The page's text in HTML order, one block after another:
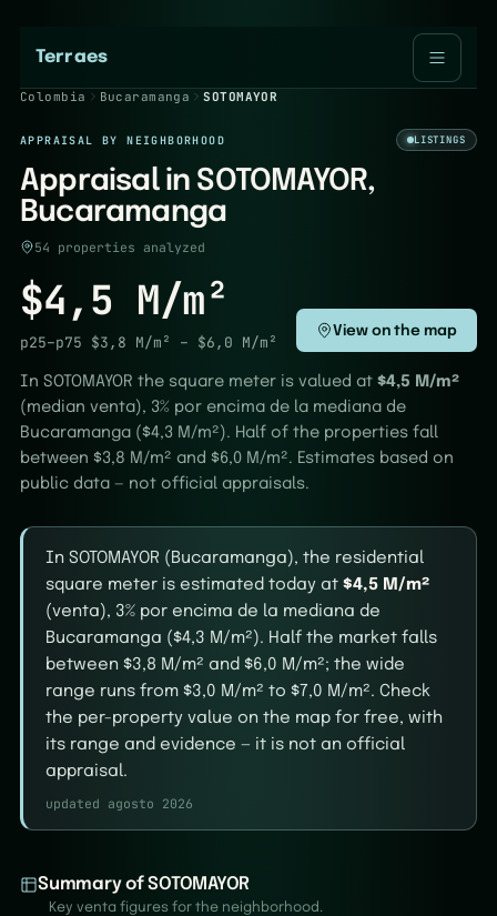
Terraes
Colombia Bucaramanga SOTOMAYOR
APPRAISAL BY NEIGHBORHOOD LISTINGS
Appraisal in SOTOMAYOR,
Bucaramanga
54 properties analyzed
$4,5 M/m²
p25–p75 $3,8 M/m² – $6,0 M/m²
View on the map
In SOTOMAYOR the square meter is valued at $4,5 M/m²
(median venta), 3% por encima de la mediana de
Bucaramanga ($4,3 M/m²). Half of the properties fall
between $3,8 M/m² and $6,0 M/m². Estimates based on
public data — not official appraisals.
In SOTOMAYOR (Bucaramanga), the residential
square meter is estimated today at $4,5 M/m²
(venta), 3% por encima de la mediana de
Bucaramanga ($4,3 M/m²). Half the market falls
between $3,8 M/m² and $6,0 M/m²; the wide
range runs from $3,0 M/m² to $7,0 M/m². Check
the per-property value on the map for free, with
its range and evidence — it is not an official
appraisal.
updated agosto 2026
Summary of SOTOMAYOR
Key venta figures for the neighborhood.